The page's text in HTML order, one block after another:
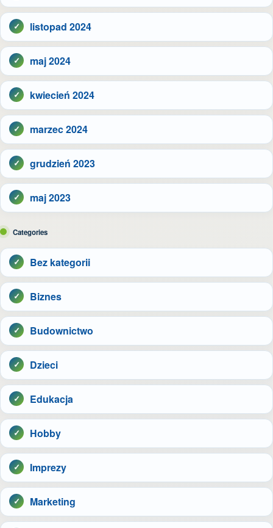
listopad 2024
maj 2024
kwiecień 2024
marzec 2024
grudzień 2023
maj 2023
Categories
Bez kategorii
Biznes
Budownictwo
Dzieci
Edukacja
Hobby
Imprezy
Marketing